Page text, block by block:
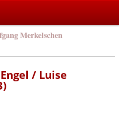
Merkelschen
/ Luise